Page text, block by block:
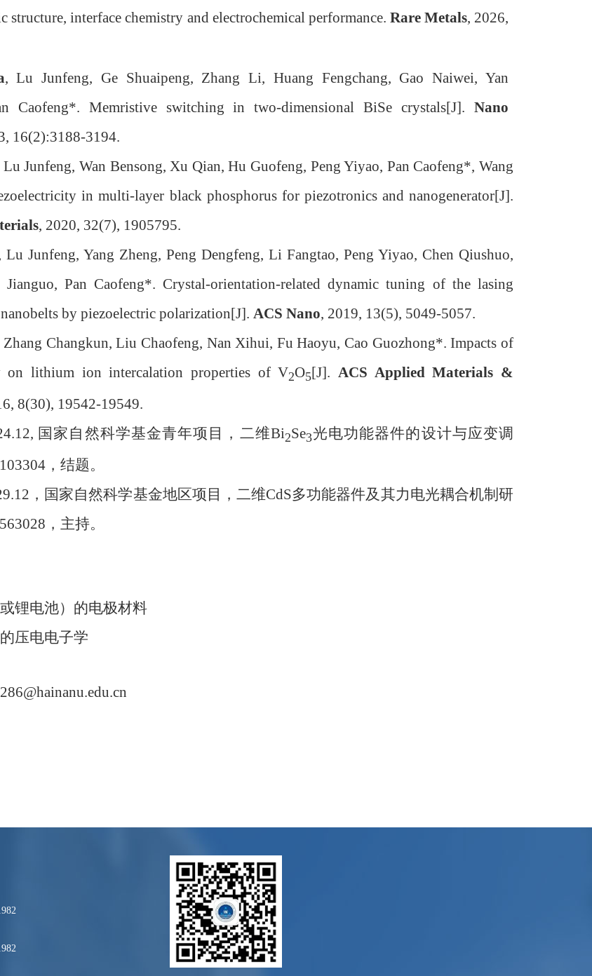
structure, interface chemistry and electrochemical performance. Rare Metals, 2026,
, Lu Junfeng, Ge Shuaipeng, Zhang Li, Huang Fengchang, Gao Naiwei, Yan
Caofeng*. Memristive switching in two-dimensional BiSe crystals[J]. Nano
16(2):3188-3194.
Lu Junfeng, Wan Bensong, Xu Qian, Hu Guofeng, Peng Yiyao, Pan Caofeng*, Wang
in multi-layer black phosphorus for piezotronics and nanogenerator[J].
, 2020, 32(7), 1905795.
Lu Junfeng, Yang Zheng, Peng Dengfeng, Li Fangtao, Peng Yiyao, Chen Qiushuo,
Pan Caofeng*. Crystal-orientation-related dynamic tuning of the lasing
by piezoelectric polarization[J]. ACS Nano, 2019, 13(5), 5049-5057.
Zhang Changkun, Liu Chaofeng, Nan Xihui, Fu Haoyu, Cao Guozhong*. Impacts of
on lithium ion intercalation properties of V2O5[J].ACS Applied Materials &
8(30), 19542-19549.
国家自然科学基金青年项目，二维Bi2Se3光电功能器件的设计与应变调
，结题。
，国家自然科学基金地区项目，二维CdS多功能器件及其力电光耦合机制研
，主持。
锂电池）的电极材料
压电电子学